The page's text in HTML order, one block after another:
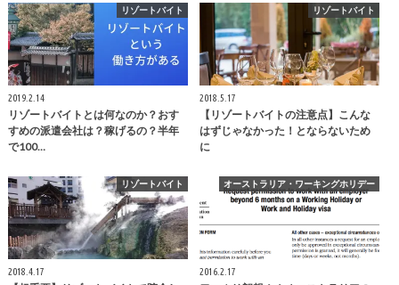
リゾートバイト
2019.2.14
リゾートバイトとは何なのか？おす
すめの派遣会社は？稼げるの？半年
で100…
リゾートバイト
2018.5.17
【リゾートバイトの注意点】こんな
はずじゃなかった！とならないため
に
リゾートバイト
2018.4.17
オーストラリア・ワーキングホリデー
2016.2.17